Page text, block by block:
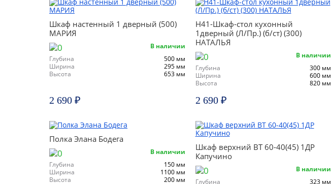
Шкаф настенный 1 дверный (500)
МАРИЯ
В наличии
Глубина
500 мм
Ширина
295 мм
Высота
653 мм
2 690 ₽
Н41-Шкаф-стол кухонный
1дверный (Л/Пр.) (б/ст) (300)
НАТАЛЬЯ
В наличии
Глубина
300 мм
Ширина
600 мм
Высота
820 мм
2 690 ₽
Полка Элана Бодега
В наличии
Глубина
150 мм
Ширина
1100 мм
Высота
200 мм
Шкаф верхний ВТ 60-40(45) 1ДР
Капучино
В наличии
Глубина
323 мм